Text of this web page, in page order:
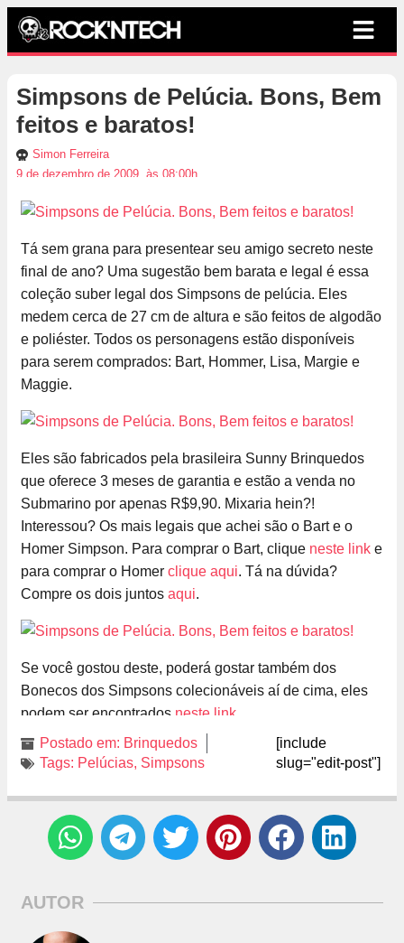
Simpsons de Pelúcia. Bons, Bem
feitos e baratos!
Simon Ferreira
9 de dezembro de 2009, às 08:00h
Tá sem grana para presentear seu amigo secreto neste
final de ano? Uma sugestão bem barata e legal é essa
coleção suber legal dos Simpsons de pelúcia. Eles
medem cerca de 27 cm de altura e são feitos de algodão
e poliéster. Todos os personagens estão disponíveis
para serem comprados: Bart, Hommer, Lisa, Margie e
Maggie.
Eles são fabricados pela brasileira Sunny Brinquedos
que oferece 3 meses de garantia e estão a venda no
Submarino por apenas R$9,90. Mixaria hein?!
Interessou? Os mais legais que achei são o Bart e o
Homer Simpson. Para comprar o Bart, clique neste link e
para comprar o Homer clique aqui. Tá na dúvida?
Compre os dois juntos aqui.
Se você gostou deste, poderá gostar também dos
Bonecos dos Simpsons colecionáveis aí de cima, eles
podem ser encontrados neste link
Postado em: Brinquedos
Tags: Pelúcias, Simpsons
[include
slug="edit-post"]
AUTOR